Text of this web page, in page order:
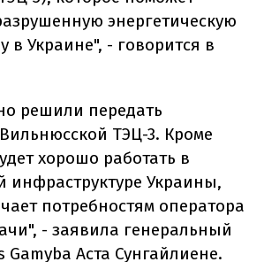
энергетическую
в Украине", - говорится в
решили передать
ТЭЦ-3. Кроме
хорошо работать в
инфраструктуре Украины,
потребностям оператора
- заявила генеральный
Аста Сунгайлиене.